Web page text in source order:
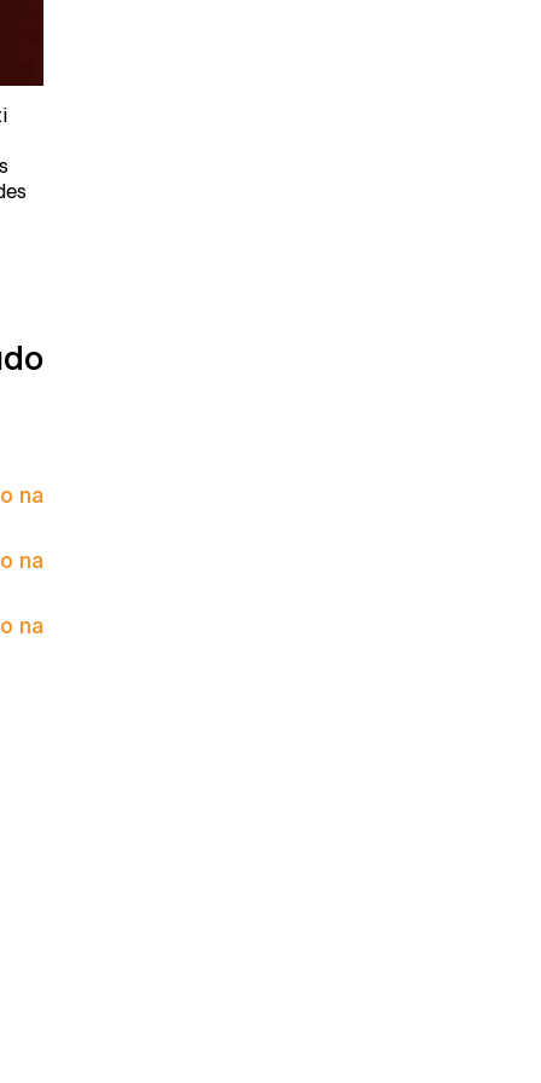
na
na
na